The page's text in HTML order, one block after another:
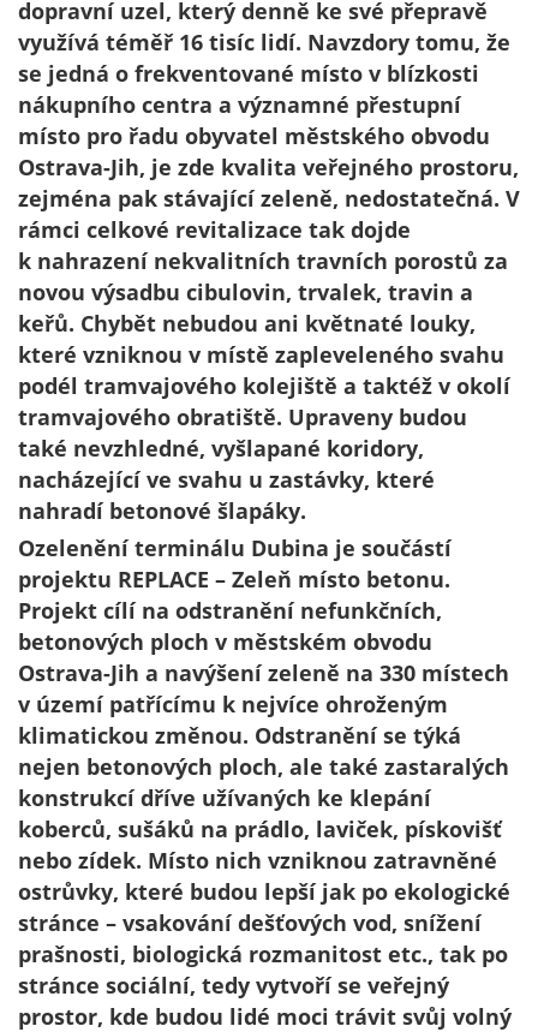
dopravní uzel, který denně ke své přepravě
využívá téměř 16 tisíc lidí. Navzdory tomu, že
se jedná o frekventované místo v blízkosti
nákupního centra a významné přestupní
místo pro řadu obyvatel městského obvodu
Ostrava-Jih, je zde kvalita veřejného prostoru,
zejména pak stávající zeleně, nedostatečná. V
rámci celkové revitalizace tak dojde
k nahrazení nekvalitních travních porostů za
novou výsadbu cibulovin, trvalek, travin a
keřů. Chybět nebudou ani květnaté louky,
které vzniknou v místě zapleveleného svahu
podél tramvajového kolejiště a taktéž v okolí
tramvajového obratiště. Upraveny budou
také nevzhledné, vyšlapané koridory,
nacházející ve svahu u zastávky, které
nahradí betonové šlapáky.
Ozelenění terminálu Dubina je součástí
projektu REPLACE – Zeleň místo betonu.
Projekt cílí na odstranění nefunkčních,
betonových ploch v městském obvodu
Ostrava-Jih a navýšení zeleně na 330 místech
v území patřícímu k nejvíce ohroženým
klimatickou změnou. Odstranění se týká
nejen betonových ploch, ale také zastaralých
konstrukcí dříve užívaných ke klepání
koberců, sušáků na prádlo, laviček, pískovišť
nebo zídek. Místo nich vzniknou zatravněné
ostrůvky, které budou lepší jak po ekologické
stránce – vsakování dešťových vod, snížení
prašnosti, biologická rozmanitost etc., tak po
stránce sociální, tedy vytvoří se veřejný
prostor, kde budou lidé moci trávit svůj volný